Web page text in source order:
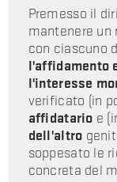
Premesso il
mantenere un
con ciascuno
l'affidamento
l'interesse
verificato (in
affidatario e
dell'altro
soppesato le
concreta del